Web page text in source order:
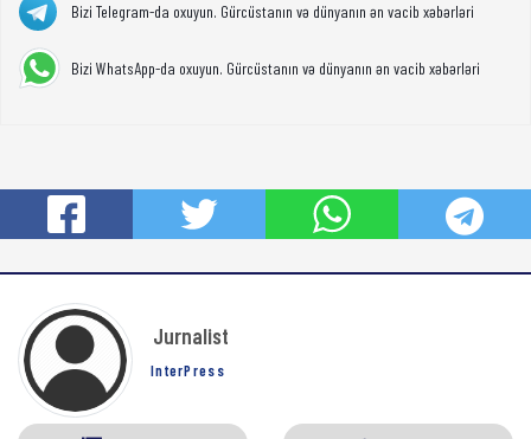
Bizi Telegram-da oxuyun. Gürcüstanın və dünyanın ən vacib xəbərləri
Bizi WhatsApp-da oxuyun. Gürcüstanın və dünyanın ən vacib xəbərləri
Jurnalist
InterPress